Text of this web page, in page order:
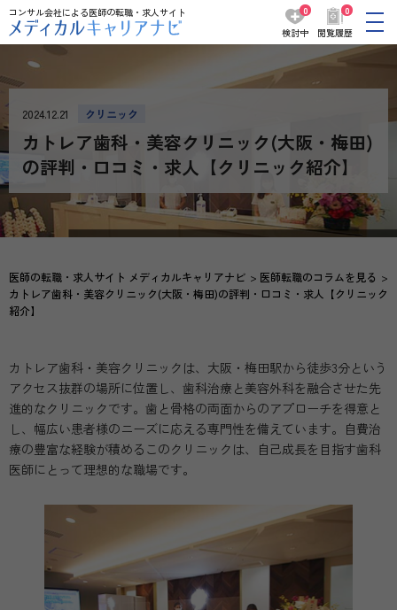
コンサル会社による医師の転職・求人サイト
0
検討中
0
閲覧履歴
2024.12.21 クリニック
カトレア歯科・美容クリニック(大阪・梅田)
の評判・口コミ・求人【クリニック紹介】
医師の転職・求人サイト メディカルキャリアナビ
医師転職のコラムを見る
カトレア歯科・美容クリニック(大阪・梅田)の評判・口コミ・求人【クリニック
紹介】
カトレア歯科・美容クリニックは、大阪・梅田駅から徒歩3分という
アクセス抜群の場所に位置し、歯科治療と美容外科を融合させた先
進的なクリニックです。歯と骨格の両面からのアプローチを得意と
し、幅広い患者様のニーズに応える専門性を備えています。自費治
療の豊富な経験が積めるこのクリニックは、自己成長を目指す歯科
医師にとって理想的な職場です。